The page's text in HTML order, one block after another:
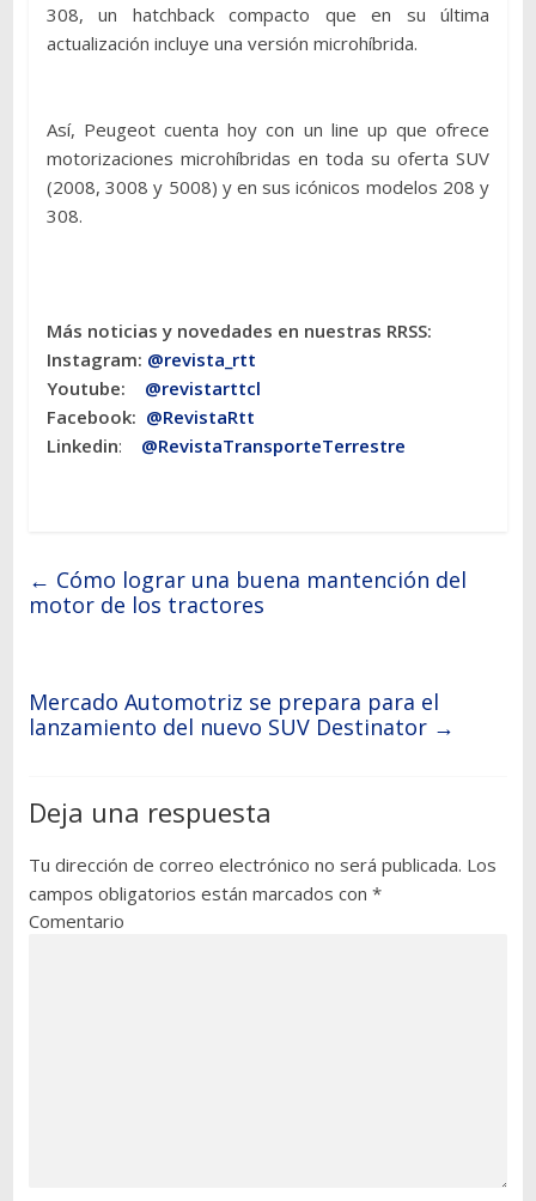
308, un hatchback compacto que en su última
actualización incluye una versión microhíbrida.
Así, Peugeot cuenta hoy con un line up que ofrece
motorizaciones microhíbridas en toda su oferta SUV
(2008, 3008 y 5008) y en sus icónicos modelos 208 y
308.
Más noticias y novedades en nuestras RRSS:
Instagram: @revista_rtt
Youtube: @revistarttcl
Facebook: @RevistaRtt
Linkedin: @RevistaTransporteTerrestre
← Cómo lograr una buena mantención del
motor de los tractores
Mercado Automotriz se prepara para el
lanzamiento del nuevo SUV Destinator →
Deja una respuesta
Tu dirección de correo electrónico no será publicada. Los
campos obligatorios están marcados con *
Comentario